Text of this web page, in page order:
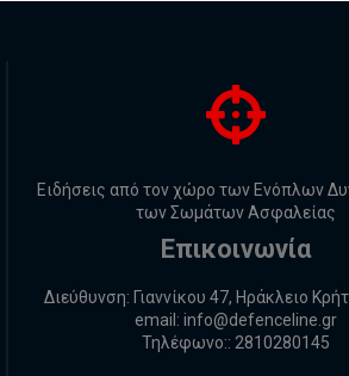
Ειδήσεις από τον χώρο των Ενόπλων
των Σωμάτων Ασφαλείας
Επικοινωνία
Διεύθυνση: Γιαννίκου 47, Ηράκλειο
email: info@defenceline.gr
Τηλέφωνο:: 2810280145